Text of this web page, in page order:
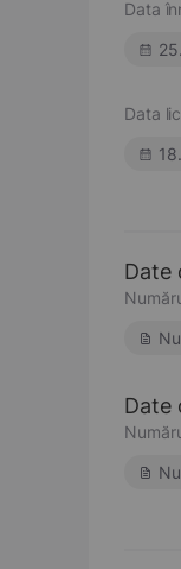
Data
Data
Date
Date